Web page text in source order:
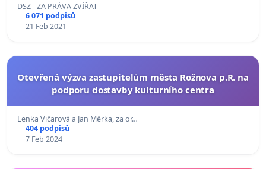
DSZ - ZA PRÁVA ZVÍŘAT
6 071 podpisů
21 Feb 2021
Otevřená výzva zastupitelům města Rožnova p.R. na
podporu dostavby kulturního centra
Lenka Vičarová a Jan Měrka, za or…
404 podpisů
7 Feb 2024